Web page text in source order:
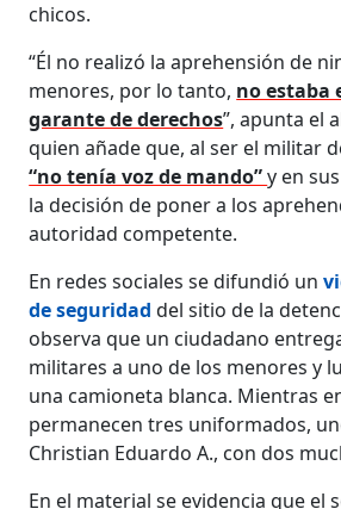
chicos.
“Él no realizó la aprehensión de
menores, por lo tanto, no estaba
garante de derechos”, apunta el
quien añade que, al ser el militar
“no tenía voz de mando”y en
la decisión de poner a los
autoridad competente.
En redes sociales se difundió un
de seguridad del sitio de la
observa que un ciudadano
militares a uno de los menores y
una camioneta blanca. Mientras
permanecen tres uniformados,
Christian Eduardo A., con dos
En el material se evidencia que el